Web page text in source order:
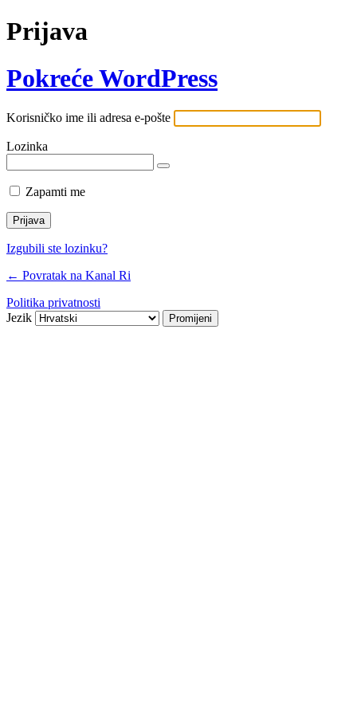
Prijava
Pokreće WordPress
Korisničko ime ili adresa e-pošte
Lozinka
Zapamti me
Izgubili ste lozinku?
← Povratak na Kanal Ri
Politika privatnosti
Jezik